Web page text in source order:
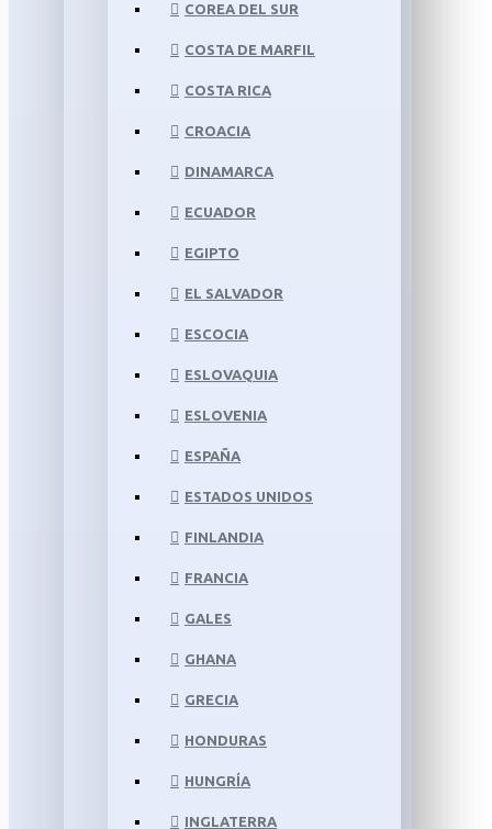
COREA DEL SUR
COSTA DE MARFIL
COSTA RICA
CROACIA
DINAMARCA
ECUADOR
EGIPTO
EL SALVADOR
ESCOCIA
ESLOVAQUIA
ESLOVENIA
ESPAÑA
ESTADOS UNIDOS
FINLANDIA
FRANCIA
GALES
GHANA
GRECIA
HONDURAS
HUNGRÍA
INGLATERRA